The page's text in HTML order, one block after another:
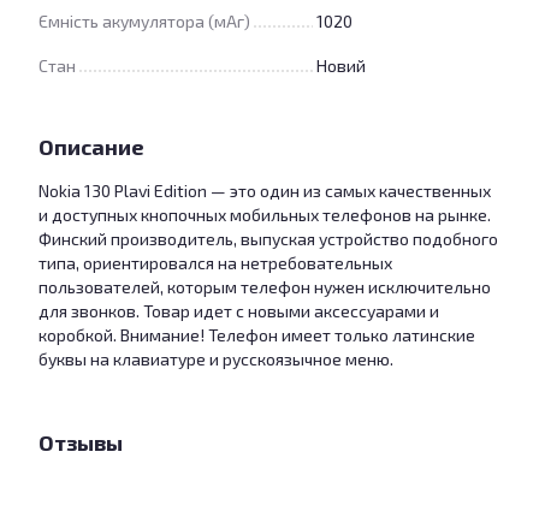
Ємність акумулятора (мАг) 1020
Стан Новий
Описание
Nokia 130 Plavi Edition — это один из самых качественных
и доступных кнопочных мобильных телефонов на рынке.
Финский производитель, выпуская устройство подобного
типа, ориентировался на нетребовательных
пользователей, которым телефон нужен исключительно
для звонков. Товар идет с новыми аксессуарами и
коробкой. Внимание! Телефон имеет только латинские
буквы на клавиатуре и русскоязычное меню.
Отзывы